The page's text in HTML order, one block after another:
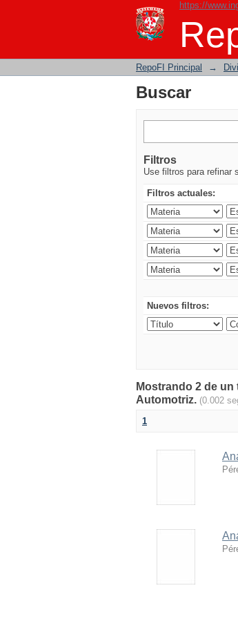
https://
Buscar
RepoFI Principal →
Buscar
Filtros
Use filtros para refinar
Filtros actuales:
Nuevos filtros:
Mostrando 2 de
Automotriz. (0.002
1